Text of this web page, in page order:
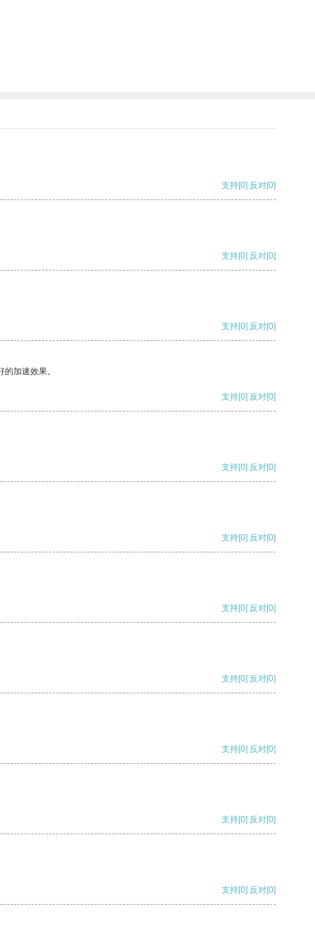
支持[0] 反对[0]
支持[0] 反对[0]
支持[0] 反对[0]
加速效果。
支持[0] 反对[0]
支持[0] 反对[0]
支持[0] 反对[0]
支持[0] 反对[0]
支持[0] 反对[0]
支持[0] 反对[0]
支持[0] 反对[0]
支持[0] 反对[0]